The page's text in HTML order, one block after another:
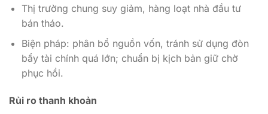
Thị trường chung suy giảm, hàng loạt nhà đầu tư
bán tháo.
Biện pháp: phân bổ nguồn vốn, tránh sử dụng đòn
bẩy tài chính quá lớn; chuẩn bị kịch bản giữ chờ
phục hồi.
Rủi ro thanh khoản